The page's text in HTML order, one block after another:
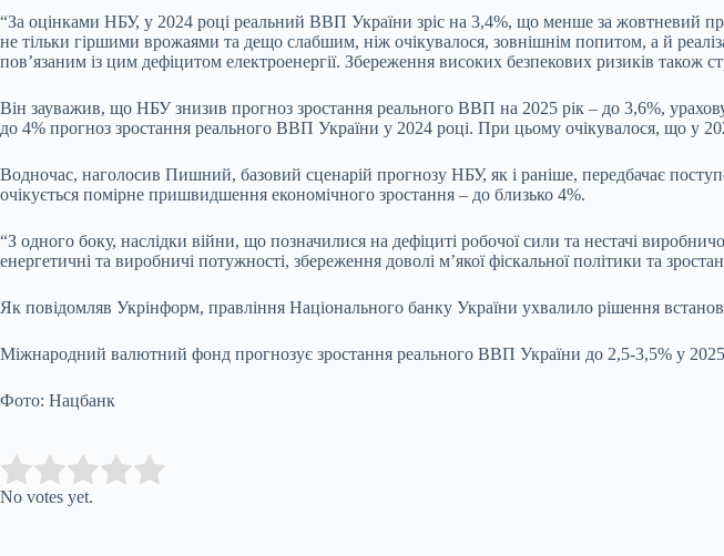
“За оцінками НБУ, у 2024 році реальний ВВП України зріс на 3,4%, що менше за жовтневий
не тільки гіршими врожаями та дещо слабшим, ніж очікувалося, зовнішнім попитом, а й
пов’язаним із цим дефіцитом електроенергії. Збереження високих безпекових ризиків
Він зауважив, що НБУ знизив прогноз зростання реального ВВП на 2025 рік – до 3,6%,
до 4% прогноз зростання реального ВВП України у 2024 році. При цьому очікувалося, що у
Водночас, наголосив Пишний, базовий сценарій прогнозу НБУ, як і раніше, передбачає
очікується помірне пришвидшення економічного зростання – до близько 4%.
“З одного боку, наслідки війни, що позначилися на дефіциті робочої сили та нестачі
енергетичні та виробничі потужності, збереження доволі м’якої фіскальної політики та
Як повідомляв Укрінформ, правління Національного банку України ухвалило рішення
Міжнародний валютний фонд прогнозує зростання реального ВВП України до 2,5-3,5% у
Фото: Нацбанк
Rate this item:
No votes yet.